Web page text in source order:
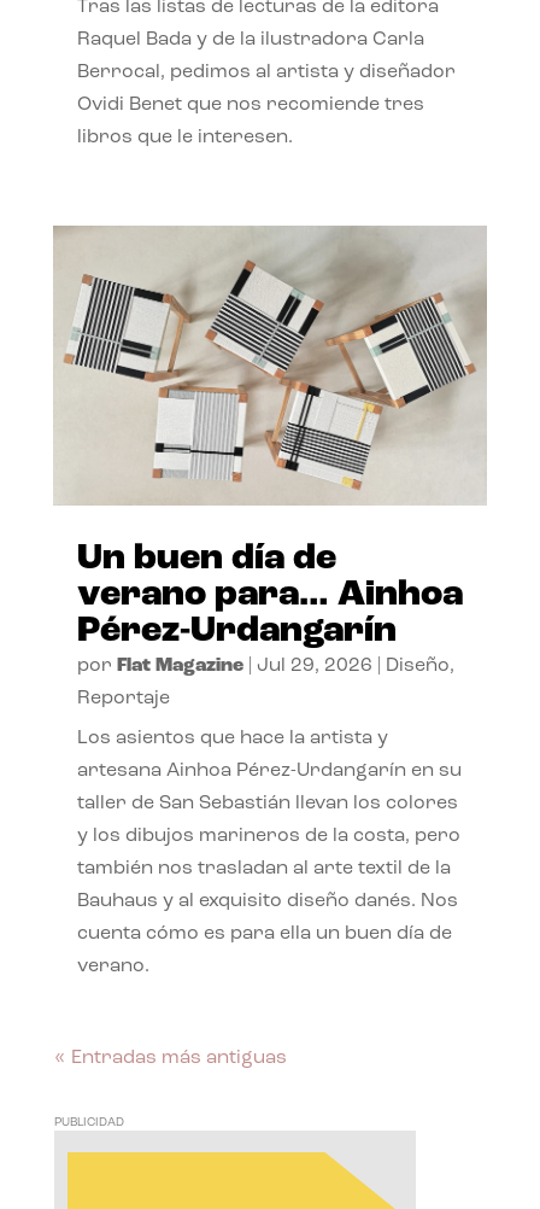
Tras las listas de lecturas de la editora
Raquel Bada y de la ilustradora Carla
Berrocal, pedimos al artista y diseñador
Ovidi Benet que nos recomiende tres
libros que le interesen.
Un buen día de
verano para… Ainhoa
Pérez-Urdangarín
por Flat Magazine| Jul 29, 2026 Diseño,
Reportaje
Los asientos que hace la artista y
artesana Ainhoa Pérez-Urdangarín en su
taller de San Sebastián llevan los colores
y los dibujos marineros de la costa, pero
también nos trasladan al arte textil de la
Bauhaus y al exquisito diseño danés. Nos
cuenta cómo es para ella un buen día de
verano.
« Entradas más antiguas
PUBLICIDAD